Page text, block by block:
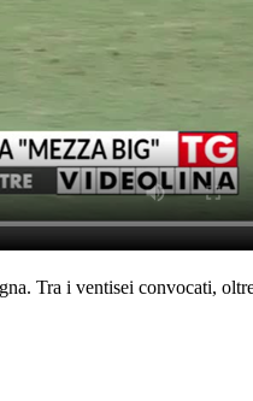
Tra i ventisei convocati,